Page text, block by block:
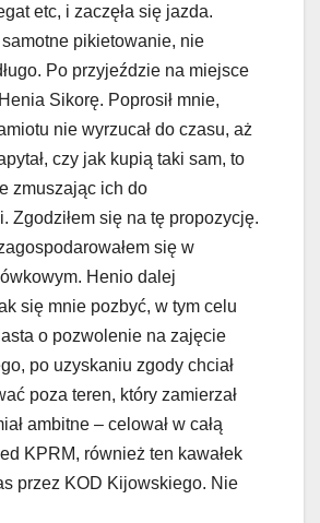
etc, i zaczęła się jazda.
samotne pikietowanie, nie
Po przyjeździe na miejsce
Sikorę. Poprosił mnie,
nie wyrzucał do czasu, aż
czy jak kupią taki sam, to
zmuszając ich do
Zgodziłem się na tę propozycję.
się w
Henio dalej
się mnie pozbyć, w tym celu
o pozwolenie na zajęcie
po uzyskaniu zgody chciał
poza teren, który zamierzał
ambitne – celował w całą
KPRM, również ten kawałek
przez KOD Kijowskiego. Nie